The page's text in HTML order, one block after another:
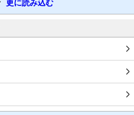
更に読み込む